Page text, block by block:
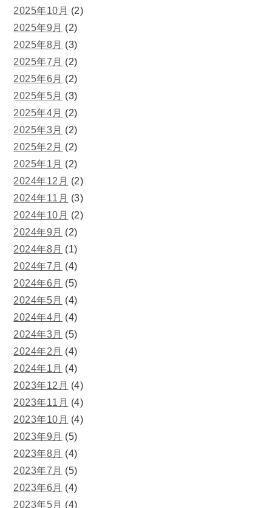
2025年10月 (2)
2025年9月 (2)
2025年8月 (3)
2025年7月 (2)
2025年6月 (2)
2025年5月 (3)
2025年4月 (2)
2025年3月 (2)
2025年2月 (2)
2025年1月 (2)
2024年12月 (2)
2024年11月 (3)
2024年10月 (2)
2024年9月 (2)
2024年8月 (1)
2024年7月 (4)
2024年6月 (5)
2024年5月 (4)
2024年4月 (4)
2024年3月 (5)
2024年2月 (4)
2024年1月 (4)
2023年12月 (4)
2023年11月 (4)
2023年10月 (4)
2023年9月 (5)
2023年8月 (4)
2023年7月 (5)
2023年6月 (4)
2023年5月 (4)